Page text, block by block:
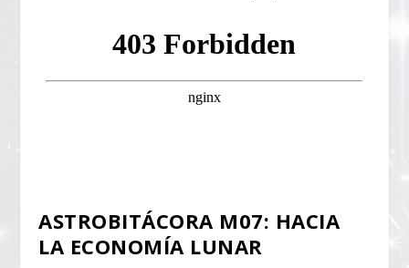
ASTROBITÁCORA M07: HACIA
LA ECONOMÍA LUNAR